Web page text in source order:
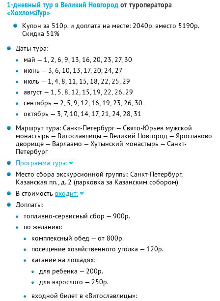
1-дневный тур в Великий Новгород от туроператора
«ХохломаТур»
Купон за 510р. и доплата на месте: 2040р. вместо 5190р.
Скидка 51%
Даты тура:
май — 1, 2, 6, 9, 13, 16, 20, 23, 27, 30
июнь — 3, 6, 10, 13, 17, 20, 24, 27
июль — 1, 4, 8, 11, 15, 18, 22, 25, 29
август — 1, 5, 8, 12, 15, 19, 22, 26, 29
сентябрь — 2, 5, 9, 12, 16, 19, 23, 26, 30
октябрь — 3, 7, 10, 14, 17, 21, 24, 28, 31
Маршрут тура: Санкт-Петербург — Свято-Юрьев мужской
монастырь — Витославлицы — Великий Новгород — Ярославово
дворище — Варлаамо — Хутынский монастырь — Санкт-
Петербург
Программа тура:
Место сбора экскурсионной группы: Санкт-Петербург,
Казанская пл., д. 2 (парковка за Казанским собором)
В стоимость входит:
Доплаты:
топливно-сервисный сбор — 900р.
по желанию:
комплексный обед — от 800р.
посещение хозяйственного уголка — 120р.
катание на лошадях:
для ребенка — 200р.
для взрослого — 250р.
входной билет в «Витославлицы»: